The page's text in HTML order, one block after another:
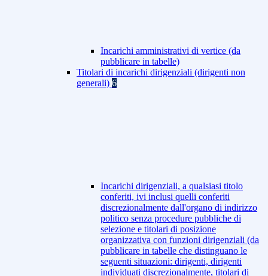
Incarichi amministrativi di vertice (da
pubblicare in tabelle)
Titolari di incarichi dirigenziali (dirigenti non
generali) 6
Incarichi dirigenziali, a qualsiasi titolo
conferiti, ivi inclusi quelli conferiti
discrezionalmente dall'organo di indirizzo
politico senza procedure pubbliche di
selezione e titolari di posizione
organizzativa con funzioni dirigenziali (da
pubblicare in tabelle che distinguano le
seguenti situazioni: dirigenti, dirigenti
individuati discrezionalmente, titolari di